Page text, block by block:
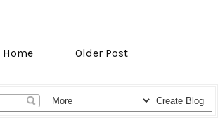
Home Older Post